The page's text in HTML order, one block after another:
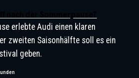
erlebte Audi einen klaren
zweiten Saisonhälfte soll es ein
geben.